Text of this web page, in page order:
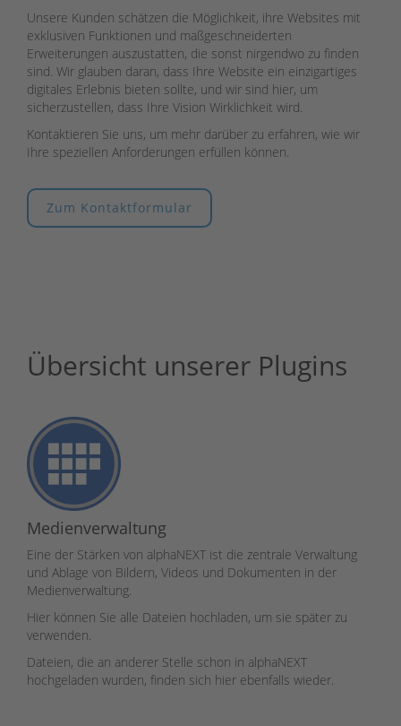
Unsere Kunden schätzen die Möglichkeit, ihre Websites mit
exklusiven Funktionen und maßgeschneiderten
Erweiterungen auszustatten, die sonst nirgendwo zu finden
sind. Wir glauben daran, dass Ihre Website ein einzigartiges
digitales Erlebnis bieten sollte, und wir sind hier, um
sicherzustellen, dass Ihre Vision Wirklichkeit wird.
Kontaktieren Sie uns, um mehr darüber zu erfahren, wie wir
Ihre speziellen Anforderungen erfüllen können.
Zum Kontaktformular
Übersicht unserer Plugins
Medienverwaltung
Eine der Stärken von alphaNEXT ist die zentrale Verwaltung
und Ablage von Bildern, Videos und Dokumenten in der
Medienverwaltung.
Hier können Sie alle Dateien hochladen, um sie später zu
verwenden.
Dateien, die an anderer Stelle schon in alphaNEXT
hochgeladen wurden, finden sich hier ebenfalls wieder.